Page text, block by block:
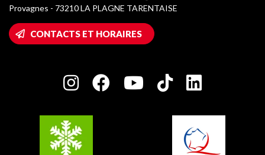
Logos La Plagne
Accès Wifi
Maison des Propriétaires
Charte des Acteurs Engagés
Plagne 1800
Plagne Villages
Plagne Aime 2000
Provagnes - 73210 LA PLAGNE TARENTAISE
CONTACTS ET HORAIRES